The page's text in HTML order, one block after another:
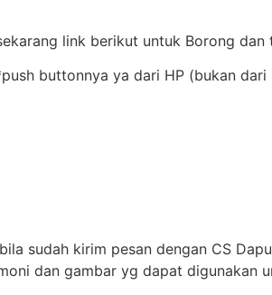
link berikut untuk Borong dan
buttonnya ya dari HP (bukan dari
sudah kirim pesan dengan CS
dan gambar yg dapat digunakan